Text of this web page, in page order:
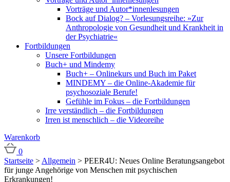
Vorträge und Autor*innenlesungen
Bock auf Dialog? – Vorlesungsreihe: »Zur
Anthropologie von Gesundheit und Krankheit in
der Psychiatrie«
Fortbildungen
Unsere Fortbildungen
Buch+ und Mindemy
Buch+ – Onlinekurs und Buch im Paket
MINDEMY – die Online-Akademie für
psychosoziale Berufe!
Gefühle im Fokus – die Fortbildungen
Irre verständlich – die Fortbildungen
Irren ist menschlich – die Videoreihe
Warenkorb
0
Startseite > Allgemein > PEER4U: Neues Online Beratungsangebot
für junge Angehörige von Menschen mit psychischen
Erkrankungen!